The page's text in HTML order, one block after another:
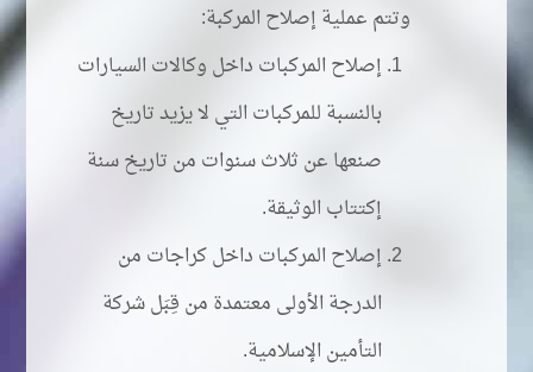
وتتم عملية إصلاح المركبة:
إصلاح المركبات داخل وكالات السيارات
بالنسبة للمركبات التي لا يزيد تاريخ
صنعها عن ثلاث سنوات من تاريخ سنة
إكتتاب الوثيقة.
إصلاح المركبات داخل كراجات من
الدرجة الأولى معتمدة من قِبَل شركة
التأمين الإسلامية.